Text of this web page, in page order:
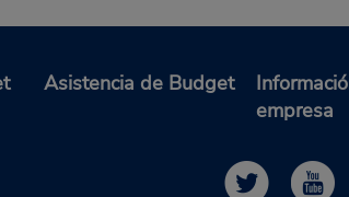
Asistencia de Budget
empresa